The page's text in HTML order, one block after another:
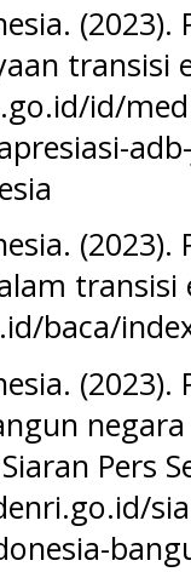
(2023).
transisi
id/
transisi
baca/
Pers